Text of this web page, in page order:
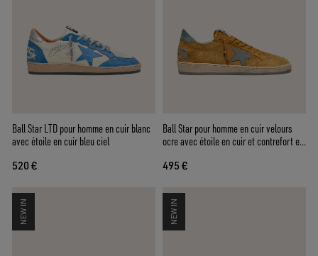
Ball Star LTD pour homme en cuir blanc
avec étoile en cuir bleu ciel
520 €
Ball Star pour homme en cuir velours
ocre avec étoile en cuir et contrefort en
495 €
NEW IN NEW IN